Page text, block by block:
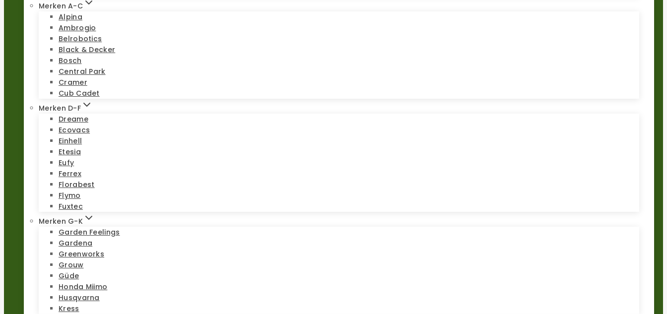
Merken A-C
Alpina
Ambrogio
Belrobotics
Black & Decker
Bosch
Central Park
Cramer
Cub Cadet
Merken D-F
Dreame
Ecovacs
Einhell
Etesia
Eufy
Ferrex
Florabest
Flymo
Fuxtec
Merken G-K
Garden Feelings
Gardena
Greenworks
Grouw
Güde
Honda Miimo
Husqvarna
Kress